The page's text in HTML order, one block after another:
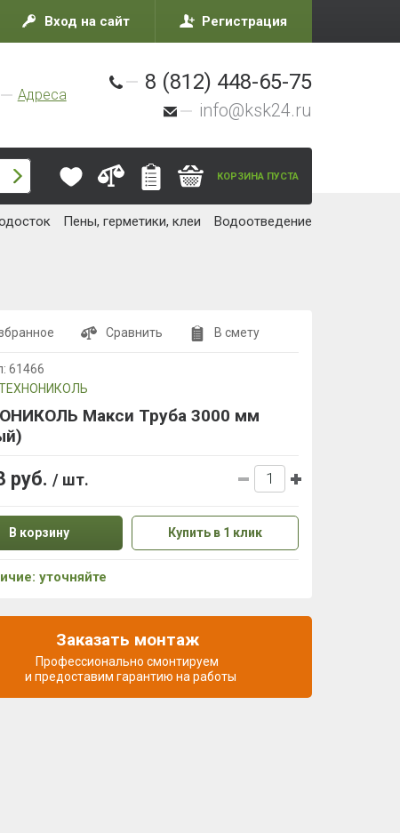
Вход на сайт Регистрация
Адреса
8 (812) 448-65-75
info@ksk24.ru
КОРЗИНА ПУСТА
Пены, герметики, клеи Водоотведение
Сравнить В смету
61466
Макси Труба 3000 мм
руб. / шт.
В корзину Купить в 1 клик
уточняйте
Заказать монтаж
Профессионально смонтируем
и предоставим гарантию на работы